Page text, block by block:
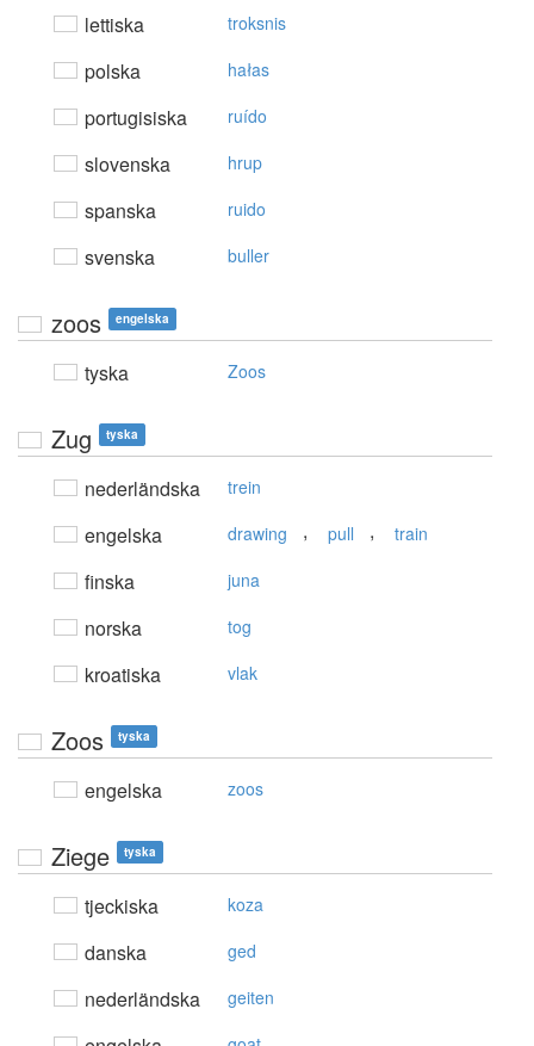
lettiska troksnis
polska hałas
portugisiska ruído
slovenska hrup
spanska ruido
svenska buller
zoos engelska
tyska Zoos
Zug tyska
nederländska trein
engelska drawing , pull , train
finska juna
norska tog
kroatiska vlak
Zoos tyska
engelska zoos
Ziege tyska
tjeckiska koza
danska ged
nederländska geiten